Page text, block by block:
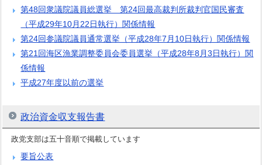
第48回衆議院議員総選挙 第24回最高裁判所裁判官国民審査
（平成29年10月22日執行）関係情報
第24回参議院議員通常選挙（平成28年7月10日執行）関係情報
第21回海区漁業調整委員会委員選挙（平成28年8月3日執行）関
係情報
平成27年度以前の選挙
政治資金収支報告書
政党支部は五十音順で掲載しています
要旨公表